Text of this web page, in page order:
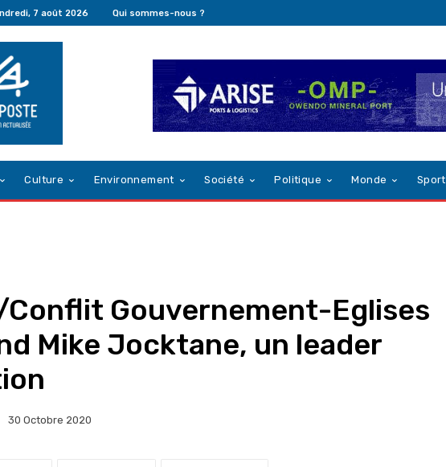
7 août 2026 Qui sommes-nous ?
Culture Environnement Société Politique Monde Sport
Gouvernement-Eglises
Mike Jocktane, un leader
30 Octobre 2020